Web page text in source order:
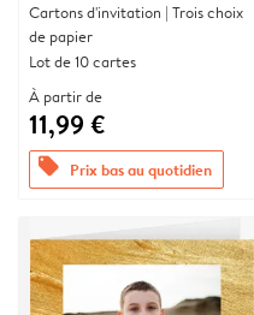
Cartons d'invitation | Trois choix
de papier
Lot de 10 cartes
À partir de
11,99 €
offers Prix bas au quotidien